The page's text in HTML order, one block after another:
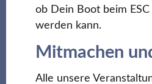
ob Dein Boot beim
werden kann.
Mitmachen
Alle unsere